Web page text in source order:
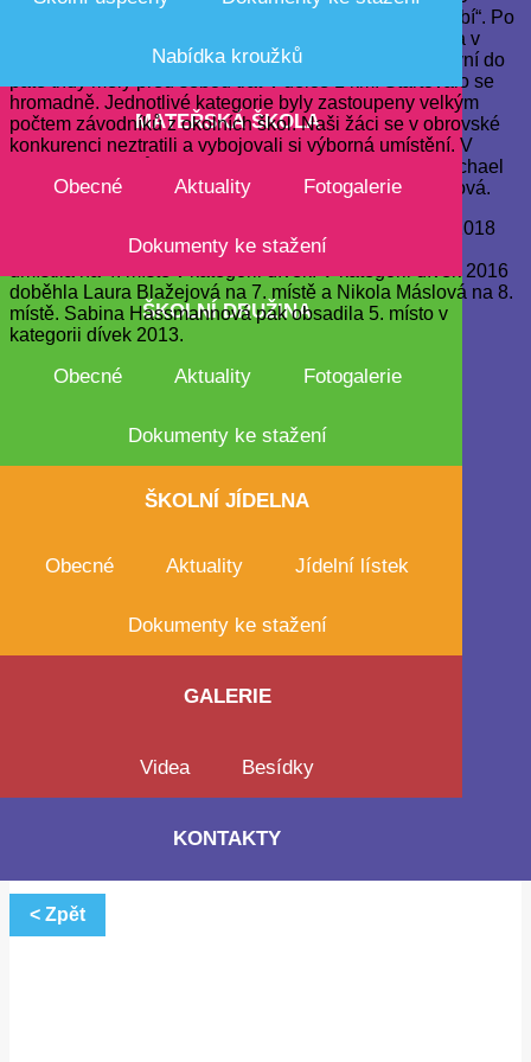
Nabídka kroužků
MATEŘSKÁŠKOLA
Obecné Aktuality Fotogalerie
Dokumenty ke stažení
ŠKOLNÍDRUŽINA
Obecné Aktuality Fotogalerie
Dokumenty ke stažení
ŠKOLNÍ JÍDELNA
Obecné Aktuality Jídelní lístek
Dokumenty ke stažení
GALERIE
Videa Besídky
KONTAKTY
tradičního závodu „Běhu zámeckým parkem ve Vrchlabí“. Po
celou dobu nás provázelo slunečné podzimní počasí a v
parku panovala příjemná sportovní nálada. Děti od první do
páté třídy měly před sebou trať v délce 1 km. Startovalo se
hromadně. Jednotlivé kategorie byly zastoupeny velkým
počtem závodníků z okolních škol. Naši žáci se v obrovské
konkurenci neztratili a vybojovali si výborná umístění. V
kategorii chlapců 2018 s velkým náskokem zvítězil Michael
Blažej, v kategorii dívek 2018 vyhrála Ellen Vondráčková.
Další závodníci se také prosadili: v kategorii chlapců 2018
obsadil 4. místo Filípek Kynych a Níkol Hovorková se
umístila na 4. místě v kategorii dívek. V kategorii dívek 2016
doběhla Laura Blažejová na 7. místě a Nikola Máslová na 8.
místě. Sabina Hassmannová pak obsadila 5. místo v
kategorii dívek 2013.
Všem našim sportovcům gratulujeme za skvělou
Anita Blažejová
< Zpět